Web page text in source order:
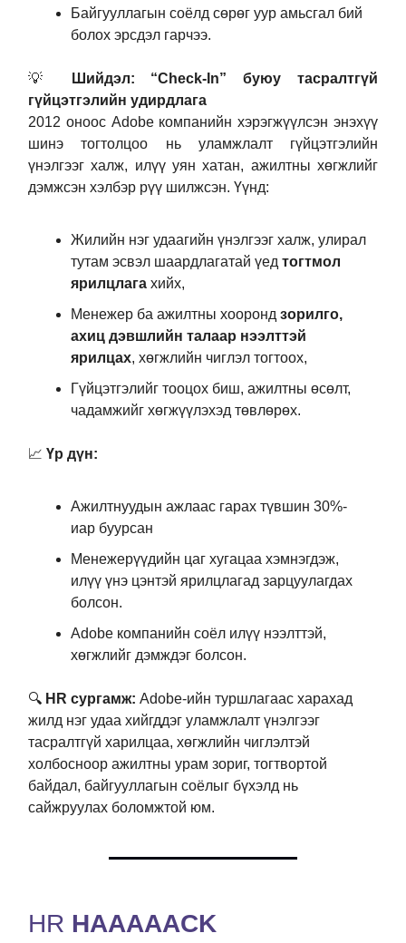
Байгууллагын соёлд сөрөг уур амьсгал бий
болох эрсдэл гарчээ.
💡
Шийдэл: “Check-In” буюу тасралтгүй
гүйцэтгэлийн удирдлага
2012 оноос Adobe компанийн хэрэгжүүлсэн энэхүү
шинэ тогтолцоо нь уламжлалт гүйцэтгэлийн
үнэлгээг халж, илүү уян хатан, ажилтны хөгжлийг
дэмжсэн хэлбэр рүү шилжсэн. Үүнд:
Жилийн нэг удаагийн үнэлгээг халж, улирал
тутам эсвэл шаардлагатай үед тогтмол
ярилцлага хийх,
Менежер ба ажилтны хооронд зорилго,
ахиц дэвшлийн талаар нээлттэй
ярилцах, хөгжлийн чиглэл тогтоох,
Гүйцэтгэлийг тооцох биш, ажилтны өсөлт,
чадамжийг хөгжүүлэхэд төвлөрөх.
📈 Үр дүн:
Ажилтнуудын ажлаас гарах түвшин 30%-
иар буурсан
Менежерүүдийн цаг хугацаа хэмнэгдэж,
илүү үнэ цэнтэй ярилцлагад зарцуулагдах
болсон.
Adobe компанийн соёл илүү нээлттэй,
хөгжлийг дэмждэг болсон.
🔍 HR сургамж: Adobe-ийн туршлагаас харахад
жилд нэг удаа хийгддэг уламжлалт үнэлгээг
тасралтгүй харилцаа, хөгжлийн чиглэлтэй
холбосноор ажилтны урам зориг, тогтвортой
байдал, байгууллагын соёлыг бүхэлд нь
сайжруулах боломжтой юм.
HR HAAAAACK